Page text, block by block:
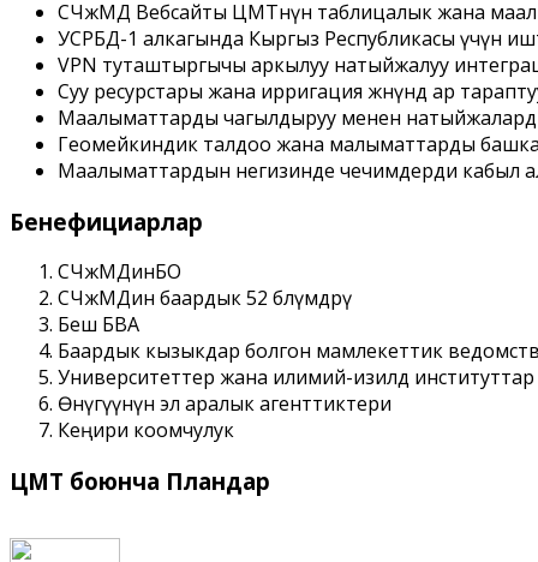
СЧжМД Вебсайты ЦМТнүн таблицалык жана
УСРБД-1 алкагында Кыргыз Республикасы үчүн
VPN туташтыргычы аркылуу натыйжалуу
Суу ресурстары жана ирригация жѳнүндѳ ар
Маалыматтарды чагылдыруу менен
Геомейкиндик талдоо жана малыматтарды
Маалыматтардын негизинде чечимдерди кабыл
Бенефициарлар
СЧжМДинБО
СЧжМДин баардык 52 бѳлүмдѳрү
Беш БВА
Баардык кызыкдар болгон мамлекеттик
Университеттер жана илимий-изилдѳѳ институттар
Ѳнүгүүнүн эл аралык агенттиктери
Кеңири коомчулук
ЦМТ боюнча Пландар